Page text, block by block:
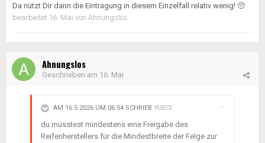
Da nützt Dir dann die Eintragung in diesem Einzelfall relativ wenig! 🥺
bearbeitet 16. Mai von Ahnungslos
Ahnungslos
Geschrieben am 16. Mai
AM 16.5.2026 UM 06:54 SCHRIEB YUECI :
du müsstest mindestens eine Freigabe des
Reifenherstellers für die Mindestbreite der Felge zur